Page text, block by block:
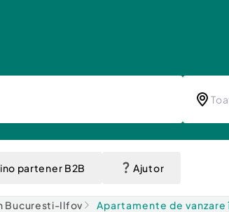
partener B2B Ajutor
Bucuresti-Ilfov Apartamente de vanzare